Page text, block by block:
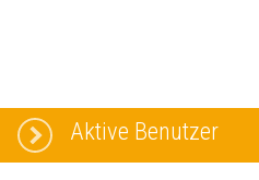
Aktive Benutzer